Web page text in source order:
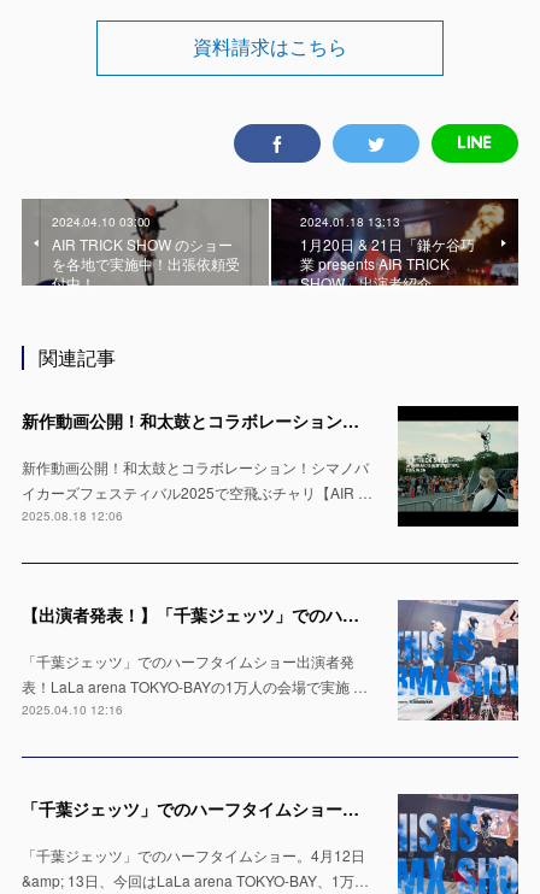
資料請求はこちら
2024.04.10 03:00
AIR TRICK SHOW のショー
を各地で実施中！出張依頼受
付中！
2024.01.18 13:13
1月20日 & 21日「鎌ケ谷巧
業 presents AIR TRICK
SHOW」出演者紹介
関連記事
新作動画公開！和太鼓とコラボレーション！シマノバイカーズフェスティバル2025で空飛ぶチャリ【AIR TRICK SHOW】
新作動画公開！和太鼓とコラボレーション！シマノバ
イカーズフェスティバル2025で空飛ぶチャリ【AIR …
2025.08.18 12:06
【出演者発表！】「千葉ジェッツ」でのハーフタイムショー LaLa arena TOKYO-BAYの1万人の会場で実施 ※4月12日 & 13日
「千葉ジェッツ」でのハーフタイムショー出演者発
表！LaLa arena TOKYO-BAYの1万人の会場で実施 …
2025.04.10 12:16
「千葉ジェッツ」でのハーフタイムショー出演決定！LaLa arena TOKYO-BAYの1万人の会場で実施 ※4月12日 & 13日
「千葉ジェッツ」でのハーフタイムショー。4月12日
&amp; 13日、今回はLaLa arena TOKYO-BAY、1万…